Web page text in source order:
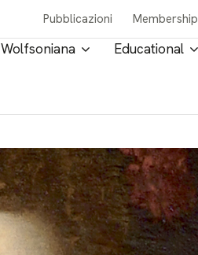
Pubblicazioni Membership
Wolfsoniana Educational